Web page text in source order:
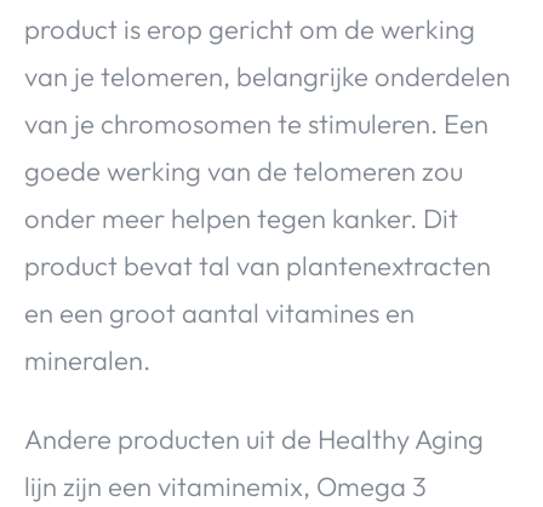
product is erop gericht om de werking
van je telomeren, belangrijke onderdelen
van je chromosomen te stimuleren. Een
goede werking van de telomeren zou
onder meer helpen tegen kanker. Dit
product bevat tal van plantenextracten
en een groot aantal vitamines en
mineralen.
Andere producten uit de Healthy Aging
lijn zijn een vitaminemix, Omega 3